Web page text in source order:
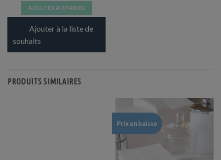
AJOUTER AU PANIER
Ajouter à la liste de
souhaits
PRODUITS SIMILAIRES
Prix en baisse